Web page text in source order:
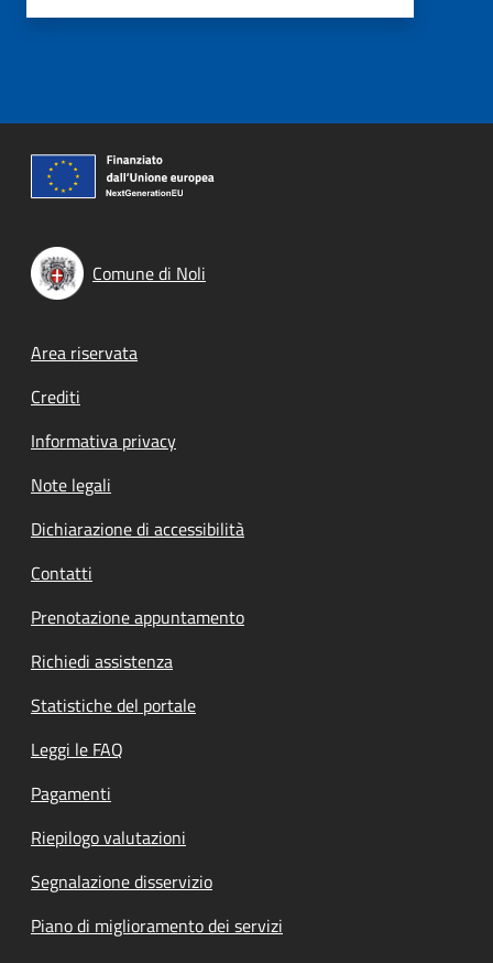
Comune di Noli
Footer menu
Area riservata
Crediti
Informativa privacy
Note legali
Dichiarazione di accessibilità
Contatti
Prenotazione appuntamento
Richiedi assistenza
Statistiche del portale
Leggi le FAQ
Pagamenti
Riepilogo valutazioni
Segnalazione disservizio
Piano di miglioramento dei servizi